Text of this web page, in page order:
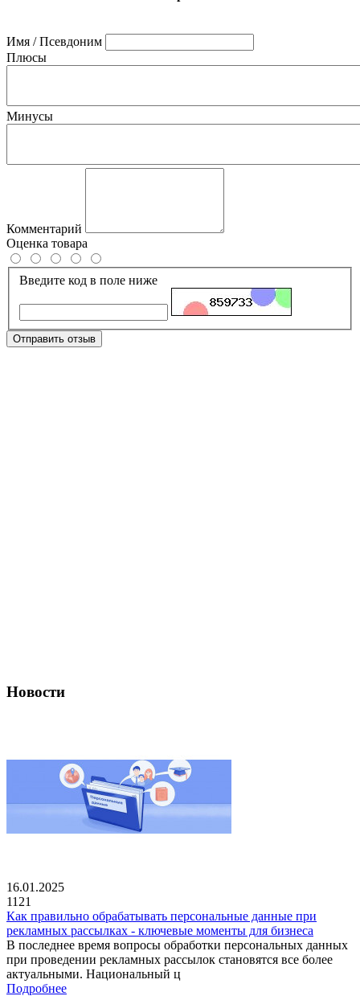
Имя / Псевдоним
Плюсы
Минусы
Комментарий
Оценка товара
Введите код в поле ниже
Отправить отзыв
Новости
16.01.2025
1121
Как правильно обрабатывать персональные данные при
рекламных рассылках - ключевые моменты для бизнеса
В последнее время вопросы обработки персональных данных
при проведении рекламных рассылок становятся все более
актуальными. Национальный ц
Подробнее